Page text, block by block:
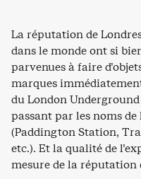
La réputation de
dans le monde ont si
parvenues à faire
marques
du London
passant par les noms
(Paddington Station,
etc.). Et la qualité de
mesure de la réputation